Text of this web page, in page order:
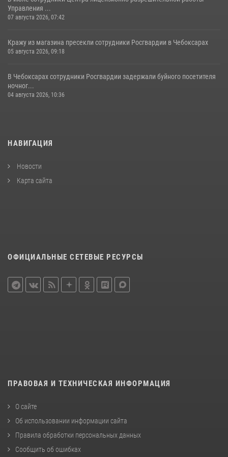
Управления ...
07 августа 2026, 07:42
Кражу из магазина пресекли сотрудники Росгвардии в Чебоксарах
05 августа 2026, 09:18
В Чебоксарах сотрудники Росгвардии задержали буйного посетителя
ночног...
04 августа 2026, 10:36
НАВИГАЦИЯ
Новости
Карта сайта
ОФИЦИАЛЬНЫЕ СЕТЕВЫЕ РЕСУРСЫ
ПРАВОВАЯ И ТЕХНИЧЕСКАЯ ИНФОРМАЦИЯ
О сайте
Об использовании информации сайта
Правила обработки персональных данных
Сообщить об ошибках